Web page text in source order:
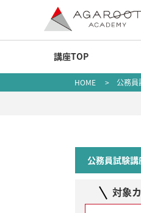
講座TOP
HOME > 公務員
公務員試験
対象